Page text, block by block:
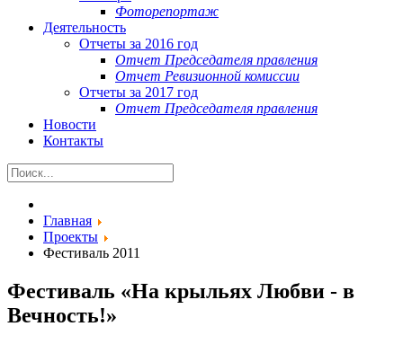
Фоторепортаж
Деятельность
Отчеты за 2016 год
Отчет Председателя правления
Отчет Ревизионной комиссии
Отчеты за 2017 год
Отчет Председателя правления
Новости
Контакты
Главная
Проекты
Фестиваль 2011
Фестиваль «На крыльях Любви - в
Вечность!»